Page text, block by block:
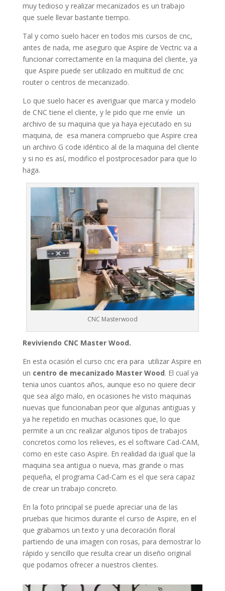
muy tedioso y realizar mecanizados es un trabajo
que suele llevar bastante tiempo.
Tal y como suelo hacer en todos mis cursos de cnc,
antes de nada, me aseguro que Aspire de Vectric va a
funcionar correctamente en la maquina del cliente, ya
que Aspire puede ser utilizado en multitud de cnc
router o centros de mecanizado.
Lo que suelo hacer es averiguar que marca y modelo
de CNC tiene el cliente, y le pido que me envíe un
archivo de su maquina que ya haya ejecutado en su
maquina, de esa manera compruebo que Aspire crea
un archivo G code idéntico al de la maquina del cliente
y si no es así, modifico el postprocesador para que lo
haga.
CNC Masterwood
Reviviendo CNC Master Wood.
En esta ocasión el curso cnc era para utilizar Aspire en
un centro de mecanizado Master Wood. El cual ya
tenia unos cuantos años, aunque eso no quiere decir
que sea algo malo, en ocasiones he visto maquinas
nuevas que funcionaban peor que algunas antiguas y
ya he repetido en muchas ocasiones que, lo que
permite a un cnc realizar algunos tipos de trabajos
concretos como los relieves, es el software Cad-CAM,
como en este caso Aspire. En realidad da igual que la
maquina sea antigua o nueva, mas grande o mas
pequeña, el programa Cad-Cam es el que sera capaz
de crear un trabajo concreto.
En la foto principal se puede apreciar una de las
pruebas que hicimos durante el curso de Aspire, en el
que grabamos un texto y una decoración floral
partiendo de una imagen con rosas, para demostrar lo
rápido y sencillo que resulta crear un diseño original
que podamos ofrecer a nuestros clientes.